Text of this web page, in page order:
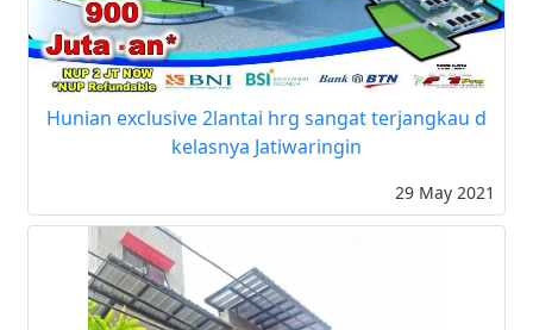
Hunian exclusive 2lantai hrg sangat terjangkau d
kelasnya Jatiwaringin
29 May 2021